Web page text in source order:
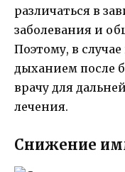
различаться в
заболевания и
Поэтому, в
дыханием после
врачу для
лечения.
Снижение